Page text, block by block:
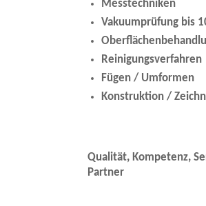
Messtechniken
Vakuumprüfung bis
Reinigungsverfahren
Fügen / Umformen
Konstruktion /
Qualität, Kompetenz,
Partner